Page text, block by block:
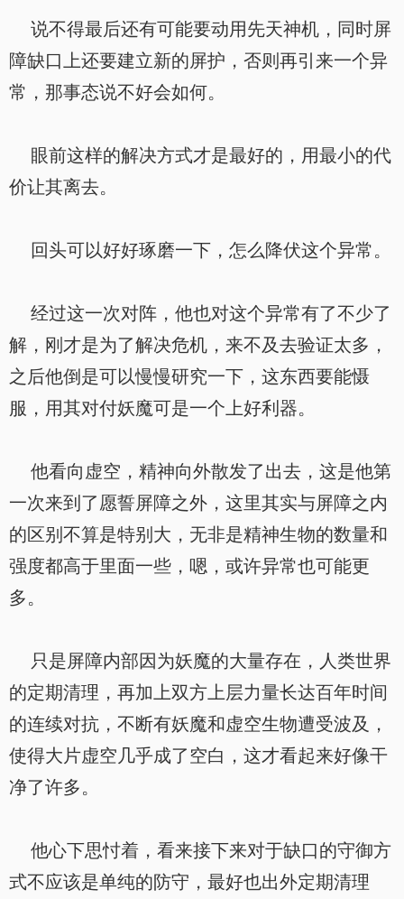
说不得最后还有可能要动用先天神机，同时屏
障缺口上还要建立新的屏护，否则再引来一个异
常，那事态说不好会如何。
眼前这样的解决方式才是最好的，用最小的代
价让其离去。
回头可以好好琢磨一下，怎么降伏这个异常。
经过这一次对阵，他也对这个异常有了不少了
解，刚才是为了解决危机，来不及去验证太多，
之后他倒是可以慢慢研究一下，这东西要能慑
服，用其对付妖魔可是一个上好利器。
他看向虚空，精神向外散发了出去，这是他第
一次来到了愿誓屏障之外，这里其实与屏障之内
的区别不算是特别大，无非是精神生物的数量和
强度都高于里面一些，嗯，或许异常也可能更
多。
只是屏障内部因为妖魔的大量存在，人类世界
的定期清理，再加上双方上层力量长达百年时间
的连续对抗，不断有妖魔和虚空生物遭受波及，
使得大片虚空几乎成了空白，这才看起来好像干
净了许多。
他心下思忖着，看来接下来对于缺口的守御方
式不应该是单纯的防守，最好也出外定期清理